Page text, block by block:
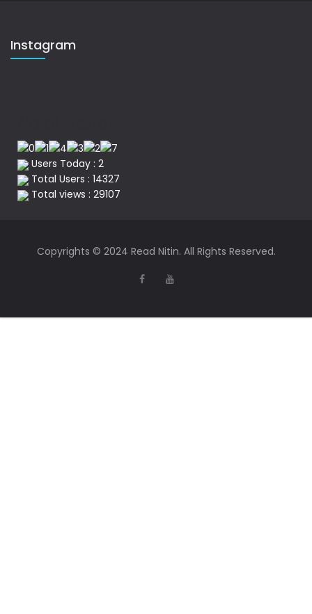
Instagram
Users Today : 2
Total Users : 14327
Total views : 29107
Copyrights © 2024 Read Nitin. All Rights Reserved.